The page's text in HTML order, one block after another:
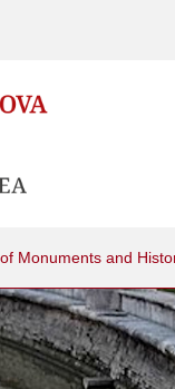
Monuments and